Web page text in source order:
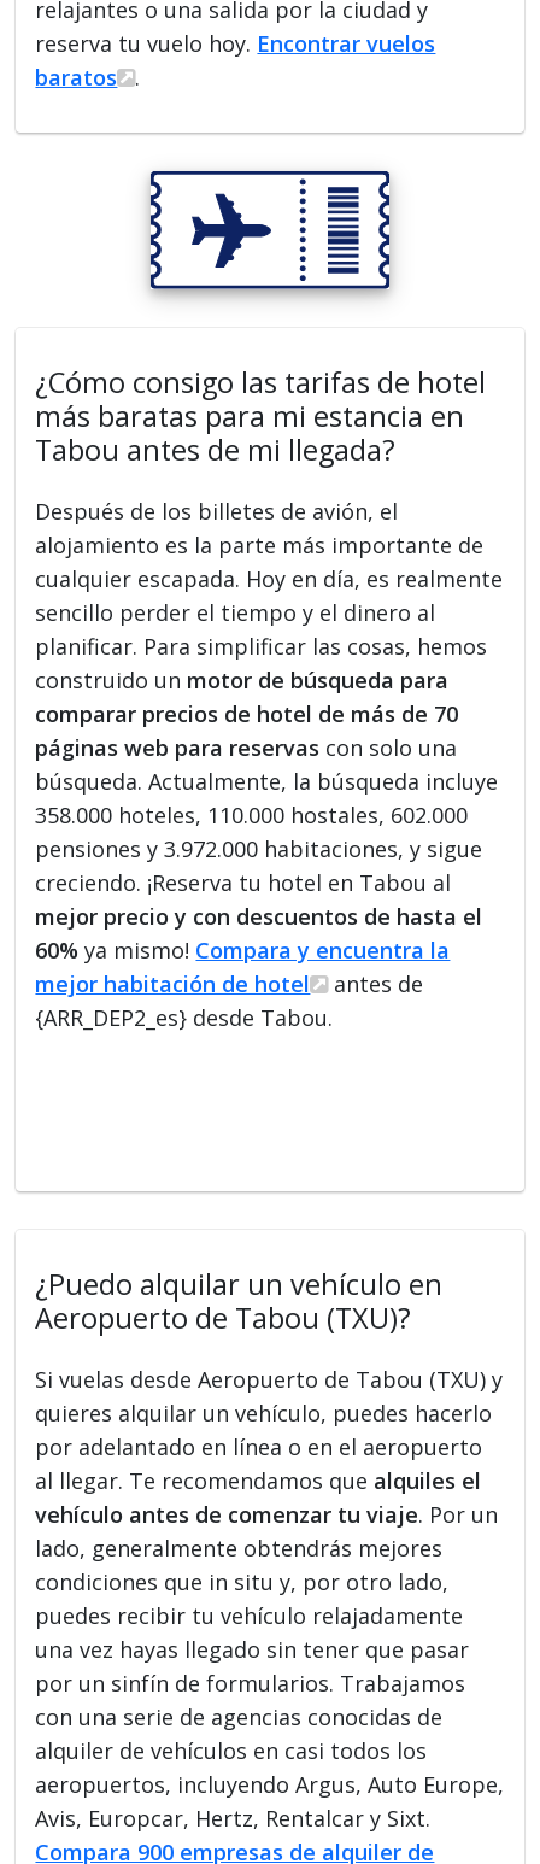
relajantes o una salida por la ciudad y
reserva tu vuelo hoy. Encontrar vuelos
baratos
.
¿Cómo consigo las tarifas de hotel
más baratas para mi estancia en
Tabou antes de mi llegada?
Después de los billetes de avión, el
alojamiento es la parte más importante de
cualquier escapada. Hoy en día, es realmente
sencillo perder el tiempo y el dinero al
planificar. Para simplificar las cosas, hemos
construido un motor de búsqueda para
comparar precios de hotel de más de 70
páginas web para reservas con solo una
búsqueda. Actualmente, la búsqueda incluye
358.000 hoteles, 110.000 hostales, 602.000
pensiones y 3.972.000 habitaciones, y sigue
creciendo. ¡Reserva tu hotel en Tabou al
mejor precio y con descuentos de hasta el
60% ya mismo! Compara y encuentra la
mejor habitación de hotel
antes de
{ARR_DEP2_es} desde Tabou.
¿Puedo alquilar un vehículo en
Aeropuerto de Tabou (TXU)?
Si vuelas desde Aeropuerto de Tabou (TXU) y
quieres alquilar un vehículo, puedes hacerlo
por adelantado en línea o en el aeropuerto
al llegar. Te recomendamos que alquiles el
vehículo antes de comenzar tu viaje. Por un
lado, generalmente obtendrás mejores
condiciones que in situ y, por otro lado,
puedes recibir tu vehículo relajadamente
una vez hayas llegado sin tener que pasar
por un sinfín de formularios. Trabajamos
con una serie de agencias conocidas de
alquiler de vehículos en casi todos los
aeropuertos, incluyendo Argus, Auto Europe,
Avis, Europcar, Hertz, Rentalcar y Sixt.
Compara 900 empresas de alquiler de